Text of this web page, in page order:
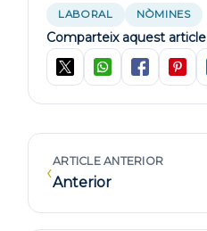
LABORAL NÒMINES
Comparteix aquest article
‹ARTICLE ANTERIOR
Anterior